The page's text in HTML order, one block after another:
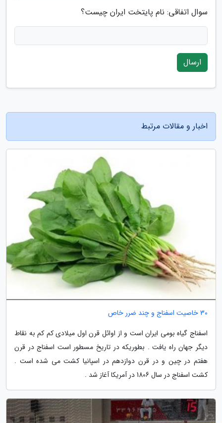
سوال اتفاقی: نام پایتخت ایران چیست؟
ارسال
اخبار و مقالات مرتبط
30 خاصیت اسفناج و چند ضرر خاص
اسفناج گیاه بومی ایران است و از اوائل قرن اول میلادی کم کم به نقاط
دیگر جهان راه یافت . بطوریکه در تاریخ مسطور است اسفناج در قرن
هفتم در چین و در قرن دوازدهم در اسپانیا کشت می شده است .
کشت اسفناج در سال 1806 در آمریکا آغاز شد .